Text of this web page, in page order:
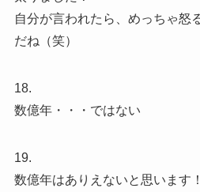
自分が言われたら、めっちゃ怒
だね（笑）
18.
数億年・・・ではない
19.
数億年はありえないと思います！